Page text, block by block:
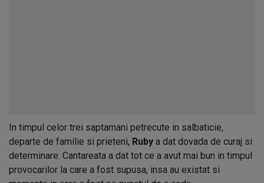
In timpul celor trei saptamani petrecute in salbaticie,
departe de familie si prieteni, Ruby a dat dovada de curaj si
determinare. Cantareata a dat tot ce a avut mai bun in timpul
provocarilor la care a fost supusa, insa au existat si